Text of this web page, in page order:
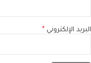
البريد الإلكتروني *